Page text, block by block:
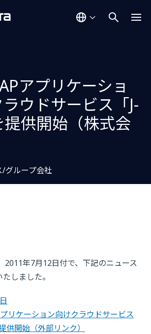
アプリケーショ
ウドサービス「J-
供開始（株式会
/グループ会社
2011年7月12日付で、下記のニュース
しました。
プリケーション向けクラウドサービス
供開始 （外部リンク）